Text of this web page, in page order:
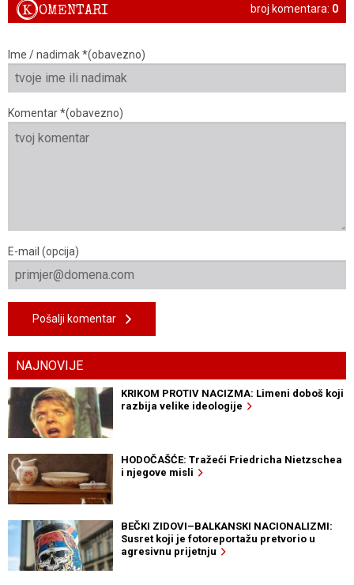
broj komentara: 0
KOMENTARI
Ime / nadimak *(obavezno)
Komentar *(obavezno)
E-mail (opcija)
Pošalji komentar
NAJNOVIJE
KRIKOM PROTIV NACIZMA: Limeni doboš koji
razbija velike ideologije
HODOČAŠĆE: Tražeći Friedricha Nietzschea
i njegove misli
BEČKI ZIDOVI–BALKANSKI NACIONALIZMI:
Susret koji je fotoreportažu pretvorio u
agresivnu prijetnju